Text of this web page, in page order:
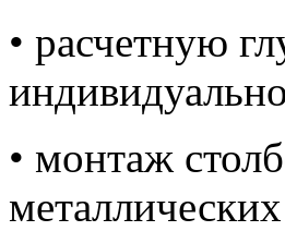
• расчетную
• монтаж